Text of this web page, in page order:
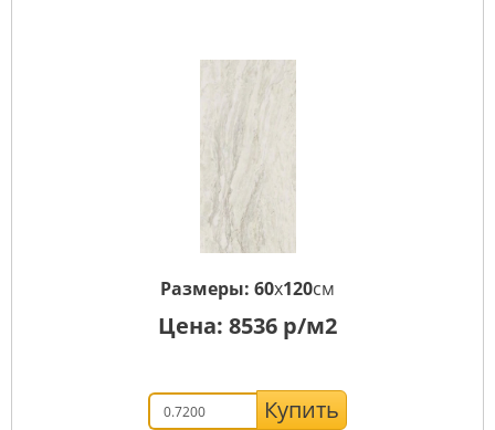
Размеры: 60x120см
Цена: 8536 р/м2
Купить